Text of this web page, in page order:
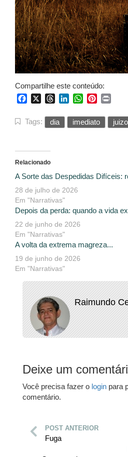
Compartilhe este conteúdo:
FacebookThreadsLinkedInWhatsApp
Pinterest
Tags: dia imediato juizo
Relacionado
A Sorte das Despedidas Difíceis:
28 de julho de 2026
Em "Narrativas"
Depois da perda: quando a vida
22 de junho de 2026
Em "Narrativas"
A volta da extrema magreza...
19 de junho de 2026
Em "Narrativas"
Raimundo
Deixe um
Você precisa fazer o login para
comentário.
POST ANTERIOR
Fuga